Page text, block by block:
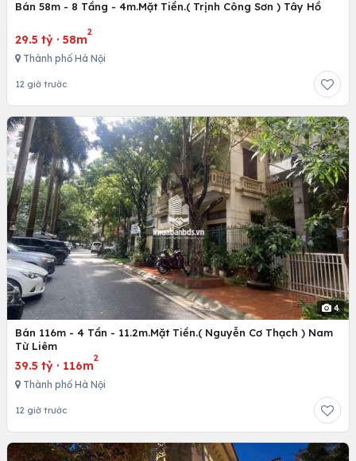
Bán 58m - 8 Tầng - 4m.Mặt Tiền.( Trịnh Công Sơn ) Tây Hồ
29.5 tỷ · 58m
2
Thành phố Hà Nội
12 giờ trước
4
Bán 116m - 4 Tần - 11.2m.Mặt Tiền.( Nguyễn Cơ Thạch ) Nam
Từ Liêm
39.5 tỷ · 116m
2
Thành phố Hà Nội
12 giờ trước